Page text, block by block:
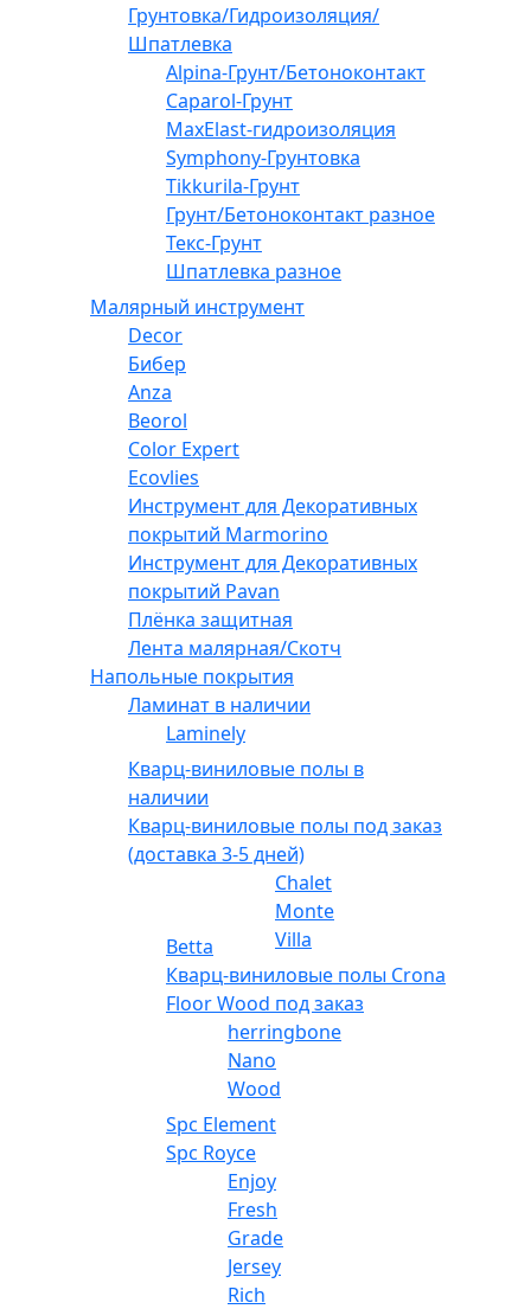
Грунтовка/Гидроизоляция/
Шпатлевка
Alpina-Грунт/Бетоноконтакт
Caparol-Грунт
MaxElast-гидроизоляция
Symphony-Грунтовка
Tikkurila-Грунт
Грунт/Бетоноконтакт разное
Текс-Грунт
Шпатлевка разное
Малярный инструмент
Decor
Бибер
Anza
Beorol
Color Expert
Ecovlies
Инструмент для Декоративных
покрытий Marmorino
Инструмент для Декоративных
покрытий Pavan
Плёнка защитная
Лента малярная/Скотч
Напольные покрытия
Ламинат в наличии
Laminely
Кварц-виниловые полы в
наличии
Кварц-виниловые полы под заказ
(доставка 3-5 дней)
Betta
Chalet
Monte
Villa
Кварц-виниловые полы Crona
Floor Wood под заказ
herringbone
Nano
Wood
Spc Element
Spc Royce
Enjoy
Fresh
Grade
Jersey
Rich